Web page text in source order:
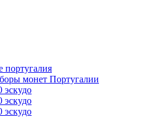
португалия
монет Португалии
эскудо
эскудо
эскудо